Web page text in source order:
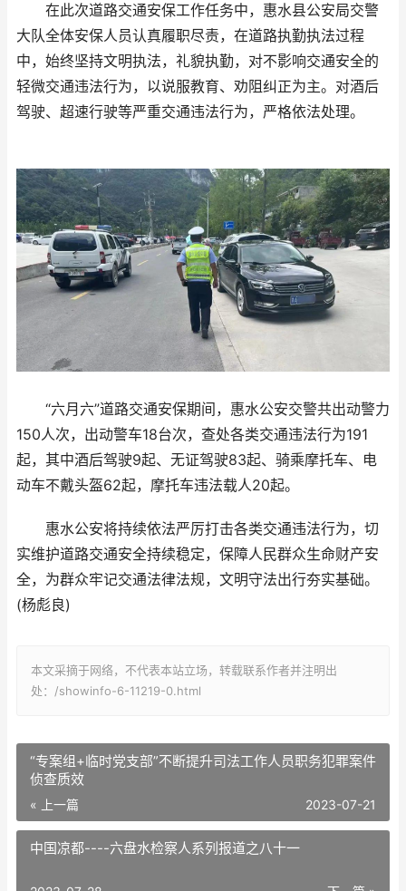
在此次道路交通安保工作任务中，惠水县公安局交警
大队全体安保人员认真履职尽责，在道路执勤执法过程
中，始终坚持文明执法，礼貌执勤，对不影响交通安全的
轻微交通违法行为，以说服教育、劝阻纠正为主。对酒后
驾驶、超速行驶等严重交通违法行为，严格依法处理。
“六月六”道路交通安保期间，惠水公安交警共出动警力
150人次，出动警车18台次，查处各类交通违法行为191
起，其中酒后驾驶9起、无证驾驶83起、骑乘摩托车、电
动车不戴头盔62起，摩托车违法载人20起。
惠水公安将持续依法严厉打击各类交通违法行为，切
实维护道路交通安全持续稳定，保障人民群众生命财产安
全，为群众牢记交通法律法规，文明守法出行夯实基础。
(杨彪良)
本文采摘于网络，不代表本站立场，转载联系作者并注明出
处：/showinfo-6-11219-0.html
“专案组+临时党支部”不断提升司法工作人员职务犯罪案件
侦查质效
« 上一篇 2023-07-21
中国凉都----六盘水检察人系列报道之八十一